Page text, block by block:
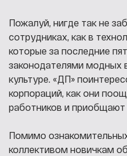
Пожалуй, нигде так не
сотрудниках, как в
которые за последние
законодателями модных
культуре. «ДП»
корпораций, как они
работников и приобщают
Помимо
коллективом новичкам